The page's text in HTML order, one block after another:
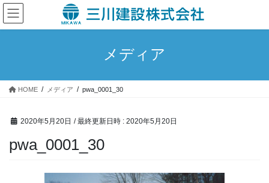
コ
ン
テ
ス
ナ
ビ
ゲ
ン
メディア
HOME メディア pwa_0001_30
2020年5月20日 / 最終更新日時 : 2020年5月20日
pwa_0001_30